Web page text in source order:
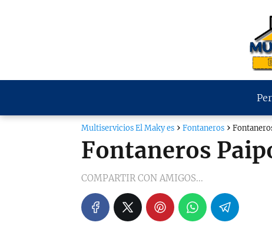
Multiservicios El Maky es Fontaneros
Fontaneros
COMPARTIR CON AMIGOS...